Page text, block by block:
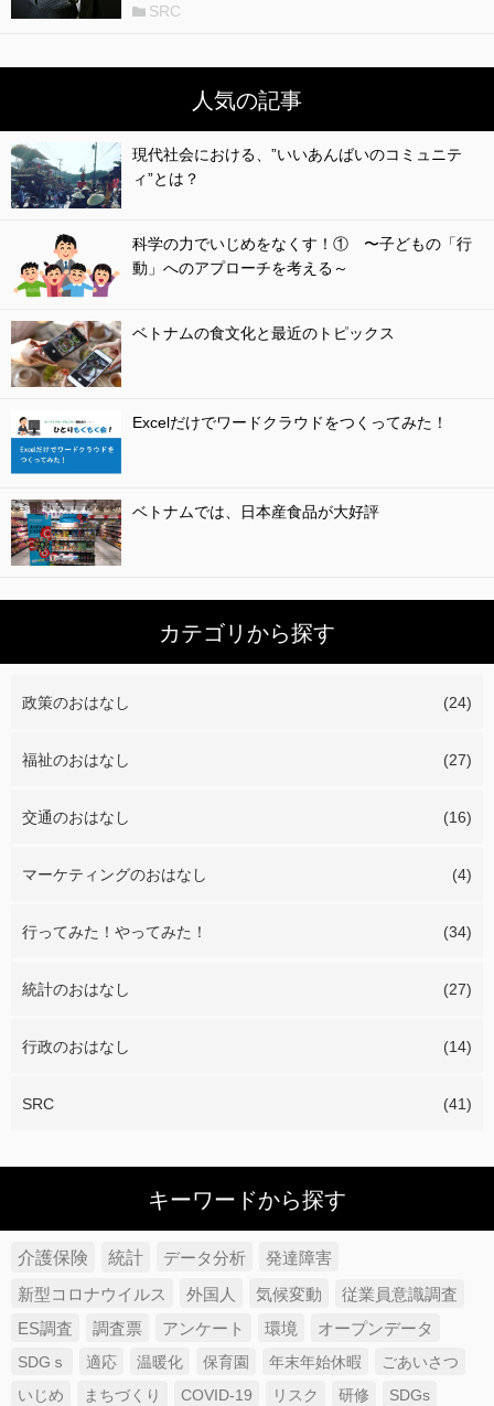
SRC
人気の記事
現代社会における、”いいあんばいのコミュニテ
ィ”とは？
科学の力でいじめをなくす！① 〜子どもの「行
動」へのアプローチを考える～
ベトナムの食文化と最近のトピックス
Excelだけでワードクラウドをつくってみた！
ベトナムでは、日本産食品が大好評
カテゴリから探す
政策のおはなし (24)
福祉のおはなし (27)
交通のおはなし (16)
マーケティングのおはなし (4)
行ってみた！やってみた！ (34)
統計のおはなし (27)
行政のおはなし (14)
SRC (41)
キーワードから探す
介護保険 統計 データ分析
発達障害
新型コロナウイルス
外国人 気候変動
従業員意識調査
ES調査
調査票 アンケート 環境
オープンデータ
SDGｓ
適応 温暖化 保育園 年末年始休暇
ごあいさつ
いじめ
まちづくり COVID-19 リスク 研修
SDGs